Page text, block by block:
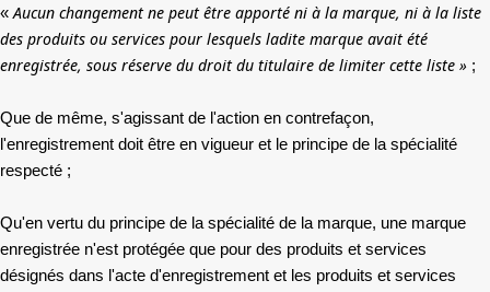
« Aucun changement ne peut être apporté ni à la marque, ni à la liste
des produits ou services pour lesquels ladite marque avait été
enregistrée, sous réserve du droit du titulaire de limiter cette liste » ; ­
Que de même, s'agissant de l'action en contrefaçon,
l'enregistrement doit être en vigueur et le principe de la spécialité
respecté ;
Qu'en vertu du principe de la spécialité de la marque, une marque
enregistrée n'est protégée que pour des produits et services
désignés dans l'acte d'enregistrement et les produits et services